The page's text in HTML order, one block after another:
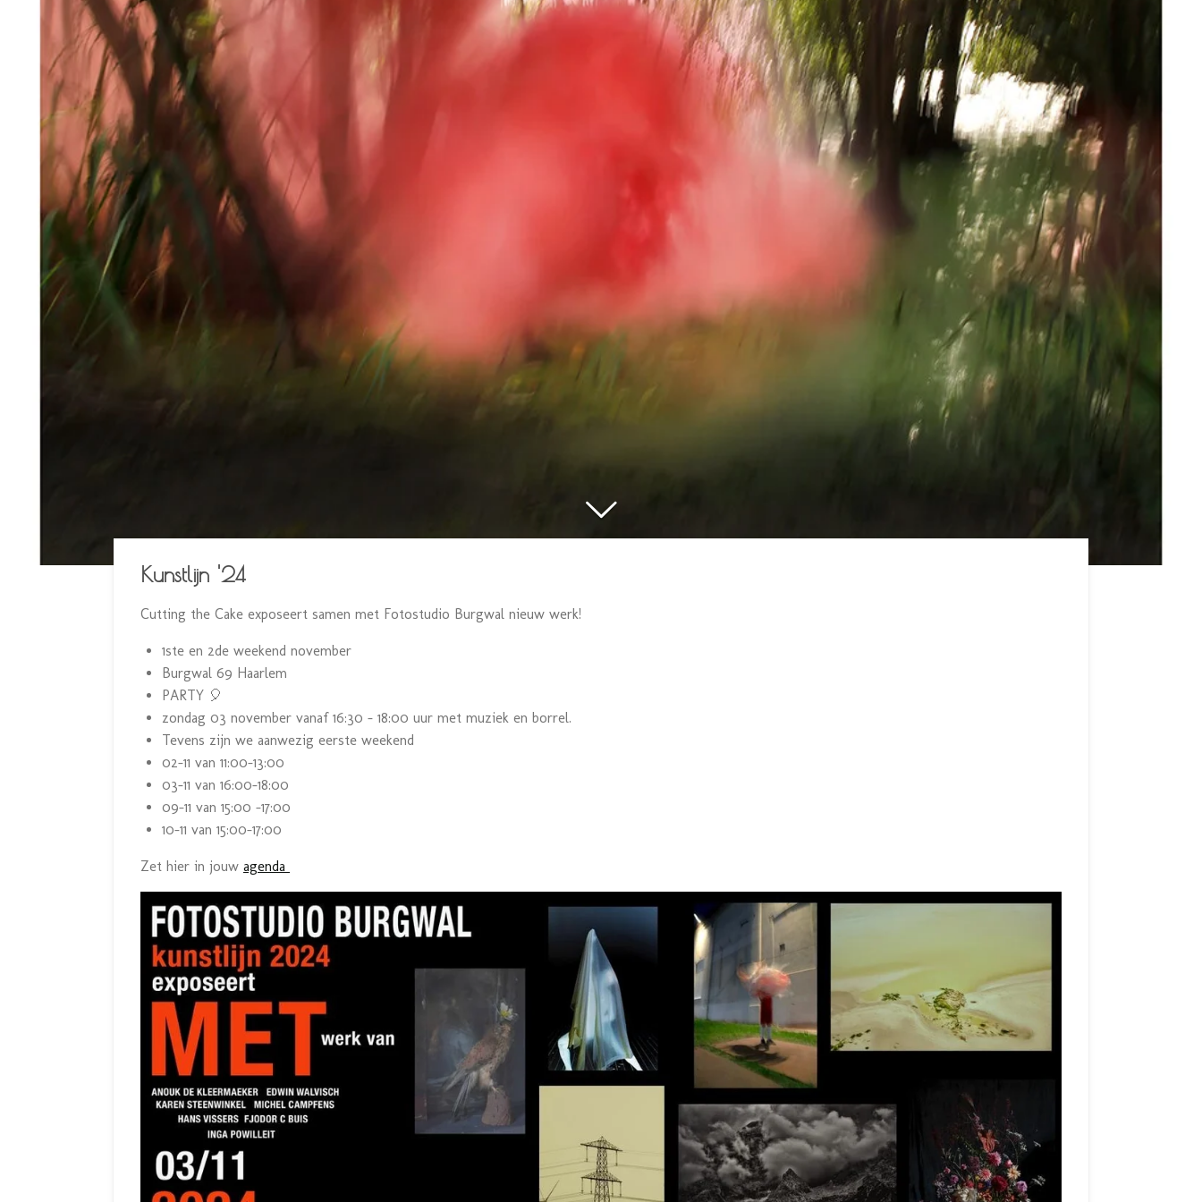
Kunstlijn '24
Cutting the Cake exposeert samen met Fotostudio Burgwal nieuw werk!
1ste en 2de weekend november
Burgwal 69 Haarlem
PARTY 🎈
zondag 03 november vanaf 16:30 - 18:00 uur met muziek en borrel.
Tevens zijn we aanwezig eerste weekend
02-11 van 11:00-13:00
03-11 van 16:00-18:00
09-11 van 15:00 -17:00
10-11 van 15:00-17:00
Zet hier in jouw agenda